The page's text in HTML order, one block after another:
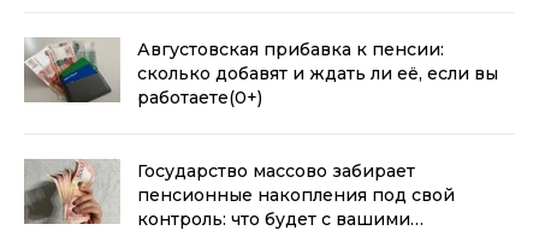
Августовская прибавка к пенсии:
сколько добавят и ждать ли её, если вы
работаете(0+)
Государство массово забирает
пенсионные накопления под свой
контроль: что будет с вашими